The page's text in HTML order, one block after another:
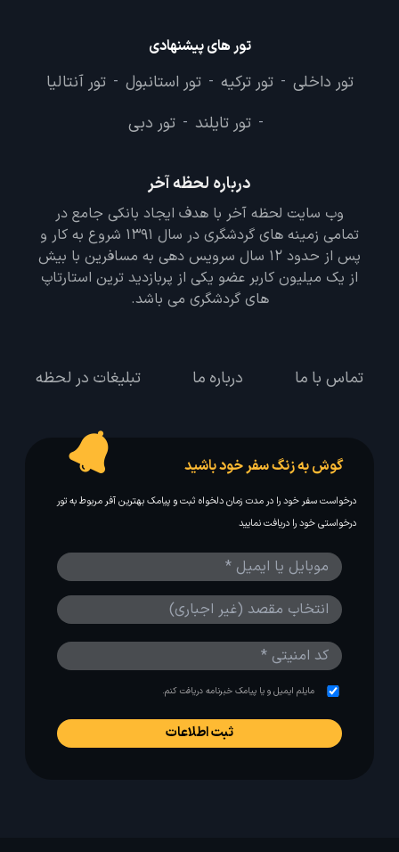
تور های پیشنهادی
تور داخلی - تور ترکیه - تور استانبول - تور آنتالیا
- تور تایلند - تور دبی
درباره لحظه آخر
وب سایت لحظه آخر با هدف ایجاد بانکی جامع در
تمامی زمینه های گردشگری در سال 1391 شروع به کار و
پس از حدود 12 سال سرویس دهی به مسافرین با بیش
از یک میلیون کاربر عضو یکی از پربازدید ترین استارتاپ
های گردشگری می باشد.
تماس با ما درباره ما تبلیغات در لحظه
گوش به زنگ سفر خود باشید
درخواست سفر خود را در مدت زمان دلخواه ثبت و پیامک بهترین آفر مربوط به تور
درخواستی خود را دریافت نمایید
مایلم ایمیل و یا پیامک خبرنامه دریافت کنم.